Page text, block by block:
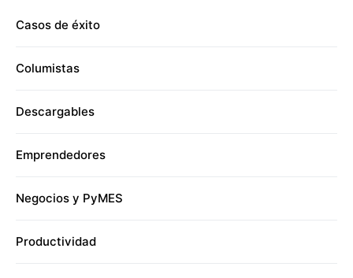
Casos de éxito
Columistas
Descargables
Emprendedores
Negocios y PyMES
Productividad